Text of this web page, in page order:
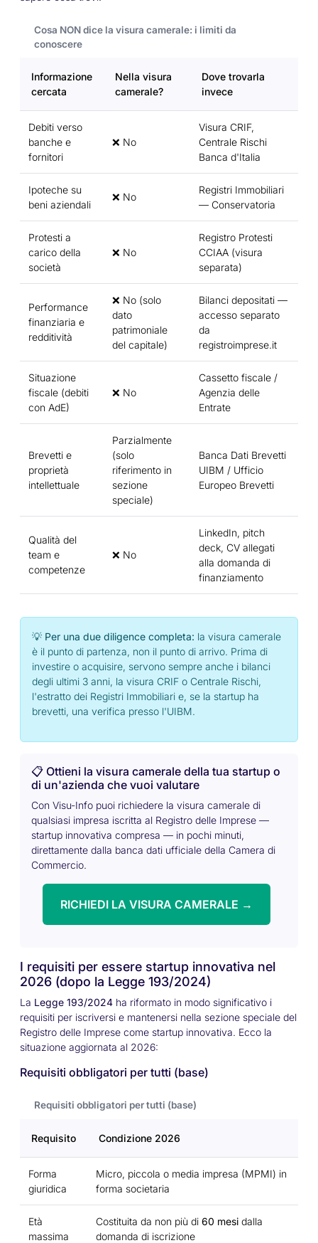
Cosa NON dice la visura camerale: i limiti da
conoscere
Informazione
cercata
Nella visura
camerale?
Dove trovarla
invece
Debiti verso
banche e
fornitori
❌ No
Visura CRIF,
Centrale Rischi
Banca d'Italia
Ipoteche su
beni aziendali
❌ No
Registri Immobiliari
— Conservatoria
Protesti a
carico della
società
❌ No
Registro Protesti
CCIAA (visura
separata)
Performance
finanziaria e
redditività
❌ No (solo
dato
patrimoniale
del capitale)
Bilanci depositati —
accesso separato
da
registroimprese.it
Situazione
fiscale (debiti
con AdE)
❌ No
Cassetto fiscale /
Agenzia delle
Entrate
Brevetti e
proprietà
intellettuale
Parzialmente
(solo
riferimento in
sezione
speciale)
Banca Dati Brevetti
UIBM / Ufficio
Europeo Brevetti
Qualità del
team e
competenze
❌ No
LinkedIn, pitch
deck, CV allegati
alla domanda di
finanziamento
💡 Per una due diligence completa: la visura camerale
è il punto di partenza, non il punto di arrivo. Prima di
investire o acquisire, servono sempre anche i bilanci
degli ultimi 3 anni, la visura CRIF o Centrale Rischi,
l'estratto dei Registri Immobiliari e, se la startup ha
brevetti, una verifica presso l'UIBM.
📋 Ottieni la visura camerale della tua startup o
di un'azienda che vuoi valutare
Con Visu-Info puoi richiedere la visura camerale di
qualsiasi impresa iscritta al Registro delle Imprese —
startup innovativa compresa — in pochi minuti,
direttamente dalla banca dati ufficiale della Camera di
Commercio.
RICHIEDI LA VISURA CAMERALE →
I requisiti per essere startup innovativa nel
2026 (dopo la Legge 193/2024)
La Legge 193/2024 ha riformato in modo significativo i
requisiti per iscriversi e mantenersi nella sezione speciale del
Registro delle Imprese come startup innovativa. Ecco la
situazione aggiornata al 2026:
Requisiti obbligatori per tutti (base)
Requisiti obbligatori per tutti (base)
Requisito Condizione 2026
Forma
giuridica
Micro, piccola o media impresa (MPMI) in
forma societaria
Età
massima
Costituita da non più di 60 mesi dalla
domanda di iscrizione